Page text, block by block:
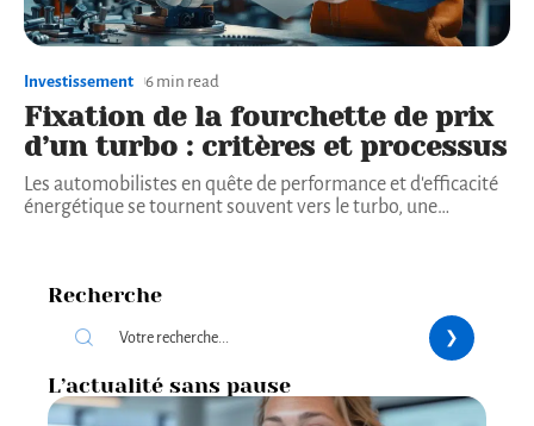
Investissement 6 min read
Fixation de la fourchette de prix
d’un turbo : critères et processus
Les automobilistes en quête de performance et d'efficacité
énergétique se tournent souvent vers le turbo, une…
Recherche
L’actualité sans pause